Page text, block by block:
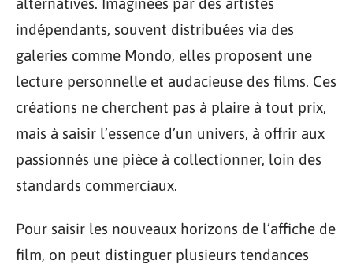
indépendants, souvent distribuées via des
galeries comme Mondo, elles proposent une
lecture personnelle et audacieuse des films. Ces
créations ne cherchent pas à plaire à tout prix,
mais à saisir l’essence d’un univers, à offrir aux
passionnés une pièce à collectionner, loin des
standards commerciaux.
Pour saisir les nouveaux horizons de l’affiche de
film, on peut distinguer plusieurs tendances